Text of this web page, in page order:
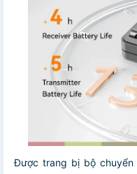
Được trang bị bộ